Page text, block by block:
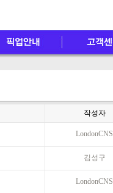
작성자
LondonCNS
김성구
LondonCNS